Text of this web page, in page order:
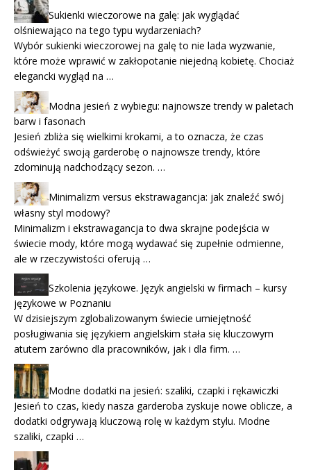
Sukienki wieczorowe na galę: jak wyglądać
olśniewająco na tego typu wydarzeniach?
Wybór sukienki wieczorowej na galę to nie lada wyzwanie,
które może wprawić w zakłopotanie niejedną kobietę. Chociaż
elegancki wygląd na …
Modna jesień z wybiegu: najnowsze trendy w paletach
barw i fasonach
Jesień zbliża się wielkimi krokami, a to oznacza, że czas
odświeżyć swoją garderobę o najnowsze trendy, które
zdominują nadchodzący sezon. …
Minimalizm versus ekstrawagancja: jak znaleźć swój
własny styl modowy?
Minimalizm i ekstrawagancja to dwa skrajne podejścia w
świecie mody, które mogą wydawać się zupełnie odmienne,
ale w rzeczywistości oferują …
Szkolenia językowe. Język angielski w firmach – kursy
językowe w Poznaniu
W dzisiejszym zglobalizowanym świecie umiejętność
posługiwania się językiem angielskim stała się kluczowym
atutem zarówno dla pracowników, jak i dla firm. …
Modne dodatki na jesień: szaliki, czapki i rękawiczki
Jesień to czas, kiedy nasza garderoba zyskuje nowe oblicze, a
dodatki odgrywają kluczową rolę w każdym stylu. Modne
szaliki, czapki …